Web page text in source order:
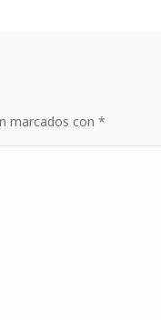
marcados con *